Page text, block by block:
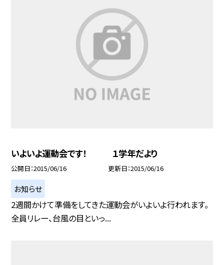
いよいよ運動会です！ １学年だより
公開日 2015/06/16 更新日 2015/06/16
お知らせ
2週間かけて準備をしてきた運動会がいよいよ行われます。
全員リレー、台風の目といっ...